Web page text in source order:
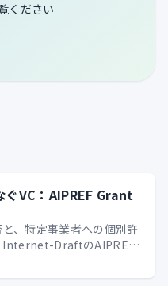
ください
ぐVC：AIPREF Grant
、特定事業者への個別許
Internet-DraftのAIPREF